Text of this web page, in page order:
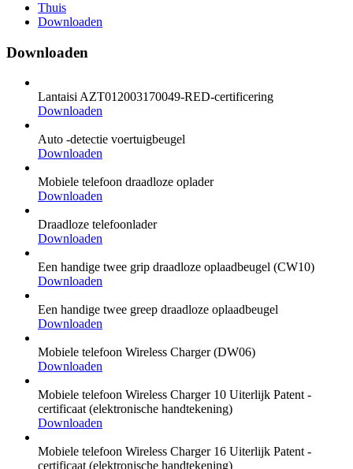
Thuis
Downloaden
Downloaden
Lantaisi AZT012003170049-RED-certificering
Downloaden
Auto -detectie voertuigbeugel
Downloaden
Mobiele telefoon draadloze oplader
Downloaden
Draadloze telefoonlader
Downloaden
Een handige twee grip draadloze oplaadbeugel (CW10)
Downloaden
Een handige twee greep draadloze oplaadbeugel
Downloaden
Mobiele telefoon Wireless Charger (DW06)
Downloaden
Mobiele telefoon Wireless Charger 10 Uiterlijk Patent -
certificaat (elektronische handtekening)
Downloaden
Mobiele telefoon Wireless Charger 16 Uiterlijk Patent -
certificaat (elektronische handtekening)